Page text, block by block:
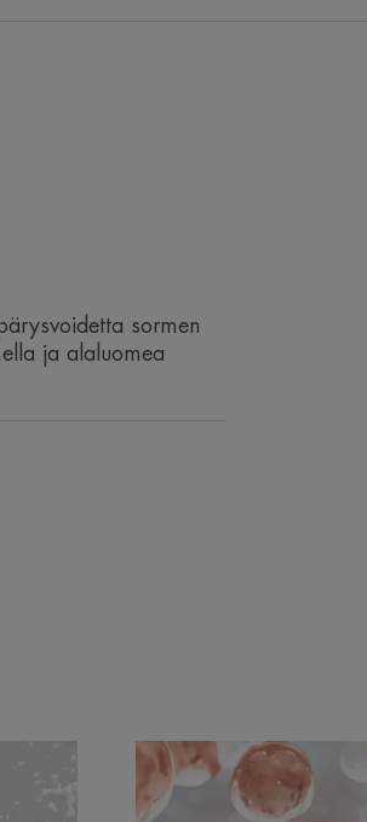
ja silmäluomia.
sormen
ja alaluomea